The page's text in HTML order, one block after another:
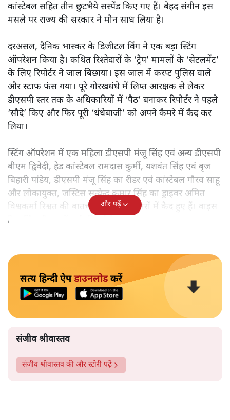
कांस्टेबल सहित तीन छुटभैये सस्पेंड किए गए हैं। बेहद संगीन इस
मसले पर राज्य की सरकार ने मौन साध लिया है।
दरअसल, दैनिक भास्कर के डिजीटल विंग ने एक बड़ा स्टिंग
ऑपरेशन किया है। कथित रिश्तेदारों के ‘ट्रैप’ मामलों के ‘सेटलमेंट’
के लिए रिपोर्टर ने जाल बिछाया। इस जाल में करप्ट पुलिस वाले
और स्टाफ फंस गया। पूरे गोरखधंधे में लिप्त आरक्षक से लेकर
डीएसपी स्तर तक के अधिकारियों में ‘पैठ’ बनाकर रिपोर्टर ने पहले
‘सौदे’ किए और फिर पूरी ‘धंधेबाजी’ को अपने कैमरे में कैद कर
लिया।
स्टिंग ऑपरेशन में एक महिला डीएसपी मंजू सिंह एवं अन्य डीएसपी
बीएम द्विवेदी, हेड कांस्टेबल रामदास कुर्मी, यशवंत सिंह एवं बृज
बिहारी पांडेय, डीएसपी मंजू सिंह का रीडर एवं कांस्टेबल गौरव साहू
और लोकायुक्त, जस्टिस सत्येन्द्र कुमार सिंह का ड्राइवर अमित
विश्वकर्मा रिश्वत की बातचीत करते हुए कैमरों में कैद हुए हैं। वाइस
रिकार्डिंग भी, इनमें कई की हुई है।
और पढ़ें
सत्य हिन्दी ऐपडाउनलोडकरें
संजीव श्रीवास्तव
संजीव श्रीवास्तव की और स्टोरी पढ़ें